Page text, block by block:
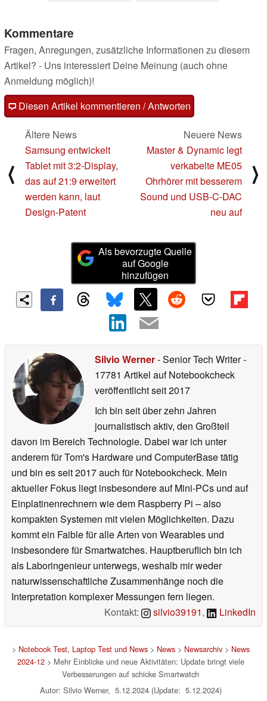
Kommentare
Fragen, Anregungen, zusätzliche Informationen zu diesem
Artikel? - Uns interessiert Deine Meinung (auch ohne
Anmeldung möglich)!
Diesen Artikel kommentieren / Antworten
⟨
Ältere News
Samsung entwickelt
Tablet mit 3:2-Display,
das auf 21:9 erweitert
werden kann, laut
Design-Patent
Neuere News
Master & Dynamic legt
verkabelte ME05
Ohrhörer mit besserem
Sound und USB-C-DAC
neu auf
⟩
Als bevorzugte Quelle
auf Google
hinzufügen
Silvio Werner- Senior Tech Writer-
17781 Artikel auf Notebookcheck
veröffentlichtseit 2017
Ich bin seit über zehn Jahren
journalistisch aktiv, den Großteil
davon im Bereich Technologie. Dabei war ich unter
anderem für Tom's Hardware und ComputerBase tätig
und bin es seit 2017 auch für Notebookcheck. Mein
aktueller Fokus liegt insbesondere auf Mini-PCs und auf
Einplatinenrechnern wie dem Raspberry Pi – also
kompakten Systemen mit vielen Möglichkeiten. Dazu
kommt ein Faible für alle Arten von Wearables und
insbesondere für Smartwatches. Hauptberuflich bin ich
als Laboringenieur unterwegs, weshalb mir weder
naturwissenschaftliche Zusammenhänge noch die
Interpretation komplexer Messungen fern liegen.
Kontakt:
silvio39191, LinkedIn
> Notebook Test, Laptop Test und News> News> Newsarchiv> News
2024-12> Mehr Einblicke und neue Aktivitäten: Update bringt viele
Verbesserungen auf schicke Smartwatch
Autor: Silvio Werner, 5.12.2024 (Update: 5.12.2024)